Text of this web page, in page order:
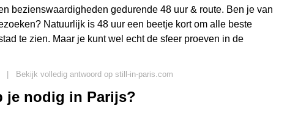
bezienswaardigheden gedurende 48 uur & route. Ben je van
Natuurlijk is 48 uur een beetje kort om alle beste
te zien. Maar je kunt wel echt de sfeer proeven in de
Bekijk volledig antwoord op still-in-paris.com
je nodig in Parijs?